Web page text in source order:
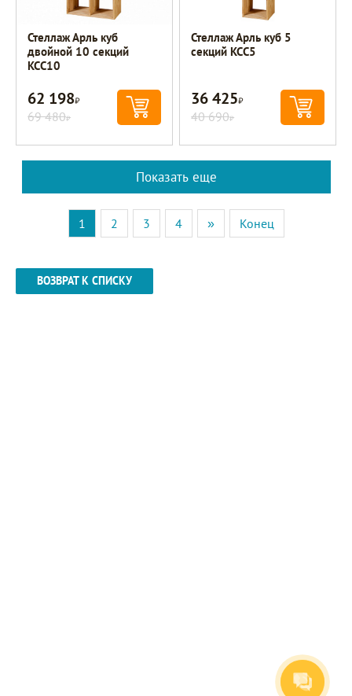
Стеллаж Арль куб
двойной 10 секций
KCC10
62 198Р
69 480Р
Стеллаж Арль куб 5
секций KCC5
36 425Р
40 690Р
Показать еще
1 2 3 4 » Конец
ВОЗВРАТ К СПИСКУ